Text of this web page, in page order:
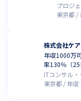
プロジ
東京都
株式会社ケ
年収1000万
率130％（
ITコンサル
東京都
年収 :